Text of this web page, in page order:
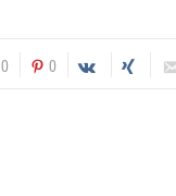
0 0